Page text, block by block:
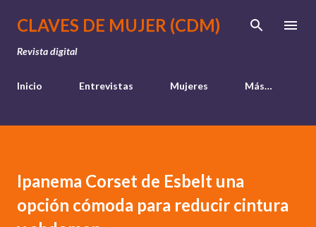
Ir al contenido principal
CLAVES DE MUJER (CDM)
Revista digital
Inicio Entrevistas Mujeres Más…
Ipanema Corset de Esbelt una
opción cómoda para reducir cintura